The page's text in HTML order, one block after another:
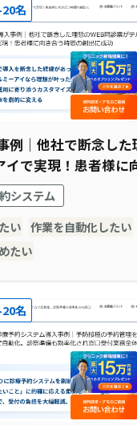
名
例｜他社で断念し
イで実現！患者様に
システム
い 作業を自動化したい
たい
名